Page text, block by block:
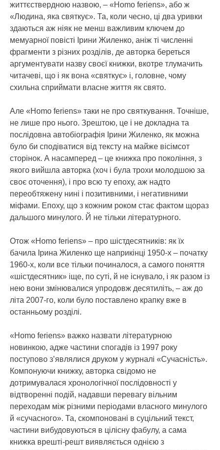
життєствердною назвою, – «Homo feriens», або ж
«Людина, яка святкує». Та, коли чесно, ці два уривки
здаються аж ніяк не менш важливим ключем до
мемуарної повісті Ірини Жиленко, аніж ті численні
фрагменти з різних розділів, де авторка береться
аргументувати назву своєї книжки, вкотре тлумачить
читачеві, що і як вона «святкує» і, головне, чому
схильна сприймати власне життя як свято.
Але «Homo feriens» таки не про святкування. Точніше,
не лише про нього. Зрештою, це і не докладна та
послідовна автобіографія Ірини Жиленко, як можна
було би сподіватися від тексту на майже вісімсот
сторінок. А насамперед – це книжка про покоління, з
якого вийшла авторка (хоч і була трохи молодшою за
своє оточення), і про всю ту епоху, аж надто
переобтяжену нині і позитивними, і негативними
міфами. Епоху, що з кожним роком стає фактом щораз
дальшого минулого. Й не тільки літературного.
Отож «Homo feriens» – про шістдесятників: як їх
бачила Ірина Жиленко ще наприкінці 1950-х – початку
1960-х, коли все тільки починалося, а самого поняття
«шістдесятник» іще, по суті, й не існувало, і як разом із
нею вони змінювалися упродовж десятиліть, – аж до
літа 2007-го, коли було поставлено крапку вже в
останньому розділі.
«Homo feriens» важко назвати літературною
новинкою, адже частини спогадів із 1997 року
поступово з’являлися друком у журналі «Сучасність».
Компонуючи книжку, авторка свідомо не
дотримувалася хронологічної послідовності у
відтворенні подій, надавши перевагу вільним
переходам між різними періодами власного минулого
й «сучасного». Та, скомпоновані в суцільний текст,
частини вибудовуються в цілісну фабулу, а сама
книжка врешті-решт виявляється однією з